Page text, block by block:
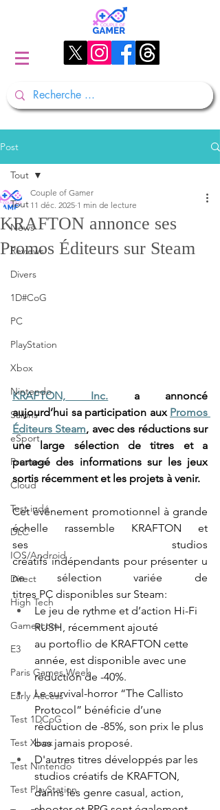
Post
Tout
News
Reviews
Divers
1D#CoG
PC
PlayStation
Xbox
Nintendo
Salons
eSport
Previews
Cloud
Test indé
DLC
IOS/Android
Direct
High Tech
Gamescom
E3
Paris Games Week
Early Access
Test 1DCoG
Test Xbox
Test Nintendo
Test PlayStation
Tout
KRAFTON annonce ses
Promos Éditeurs sur Steam
Couple of Gamer
11 déc. 2025 1 min de lecture
KRAFTON, Inc. a annoncé
aujourd’hui sa participation aux Promos
Éditeurs Steam, avec des réductions sur
une large sélection de titres et a
partagé des informations sur les jeux
sortis récemment et les projets à venir.
Cet événement promotionnel à grande
échelle rassemble KRAFTON et
ses studios
créatifs indépendants pour présenter u
ne sélection variée de
titres PC disponibles sur Steam:
Le jeu de rythme et d’action Hi-Fi
RUSH, récemment ajouté
au portoflio de KRAFTON cette
année, est disponible avec une
réduction de -40%.
Le survival-horror “The Callisto
Protocol” bénéficie d’une
réduction de -85%, son prix le plus
bas jamais proposé.
D'autres titres développés par les
studios créatifs de KRAFTON,
danns les genre casual, action,